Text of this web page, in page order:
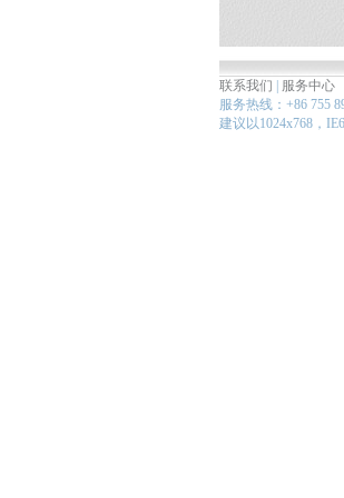
联系我们
服务中心
服务热线：+86 755
建议以1024x768，